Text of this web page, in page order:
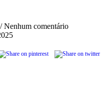
/ Nenhum comentário